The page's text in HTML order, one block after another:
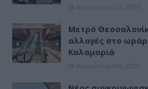
Μετρό
αλλαγές στο
Καλαμαριά